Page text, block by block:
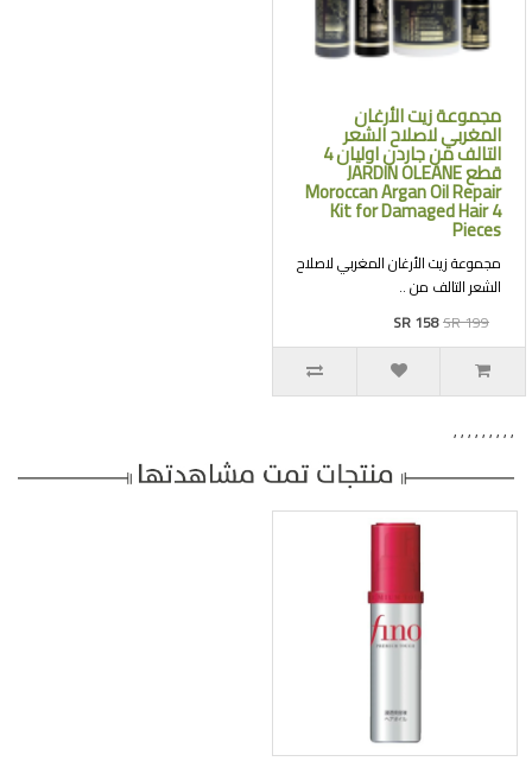
مجموعة زيت الأرغان
المغربي لاصلاح الشعر
التالف من جاردن اوليان 4
قطع JARDIN OLEANE
Moroccan Argan Oil Repair
Kit for Damaged Hair 4
Pieces
مجموعة زيت الأرغان المغربي لاصلاح
الشعر التالف من ..
SR 158SR 199
,
,
,
,
,
,
,
,
,